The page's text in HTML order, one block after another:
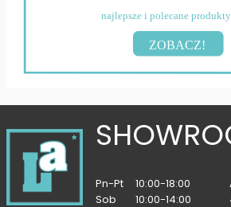
najlepsze i polecane produkty
ZOBACZ!
Pn-Pt
10:00-18:00
Sob
10:00-14:00